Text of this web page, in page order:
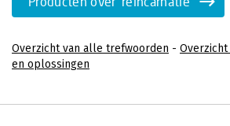
Overzicht van alle trefwoorden -
en oplossingen